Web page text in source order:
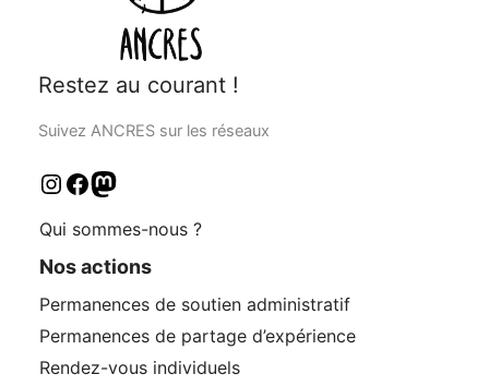
Restez au courant !
Suivez ANCRES sur les réseaux
Qui sommes-nous ?
Nos actions
Permanences de soutien administratif
Permanences de partage d’expérience
Rendez-vous individuels